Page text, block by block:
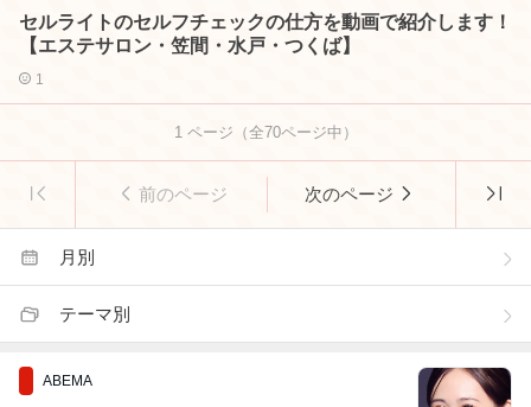
セルライトのセルフチェックの仕方を動画で紹介します！
【エステサロン・笠間・水戸・つくば】
1
1ページ（全70ページ中）
前のページ 次のページ
月別
テーマ別
ABEMA